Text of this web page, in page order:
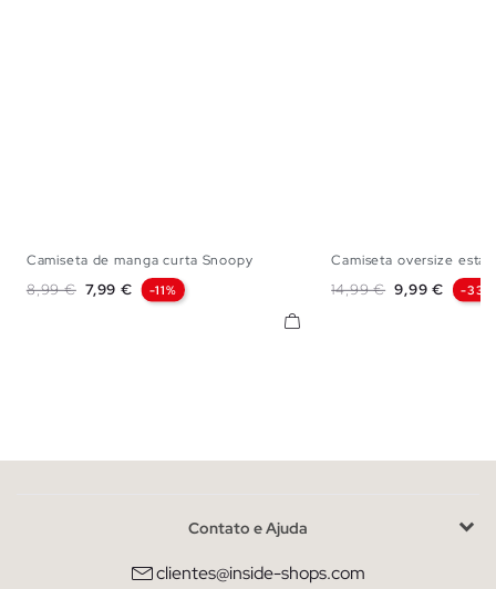
Camiseta de manga curta Snoopy
Preço normal
8,99 € Preço
7,99 € -11%
Camiseta oversize
Preço normal
14,99 € Preço
9,99 € -33%
Contato e Ajuda
clientes@inside-shops.com